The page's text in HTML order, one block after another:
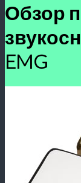
Обзор
EMG